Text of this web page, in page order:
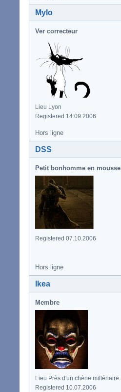
Mylo
Ver correcteur
Lieu Lyon
Registered 14.09.2006
Hors ligne
DSS
Petit bonhomme en mousse
Registered 07.10.2006
Hors ligne
Ikea
Membre
Lieu Près d'un chène millénaire
Registered 10.07.2006